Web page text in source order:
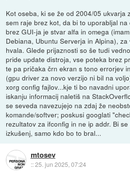
Kot oseba, ki se že od 2004/05 ukvarja
sem raje brez kot, da bi to uporabljal
brez GUI-ja je stvar alfa in omega
Debiana, Ubuntu Serverja in Alpina),
hvala. Glede prijaznosti so še tudi
pride update distroja, vse poteka brez
te pa pričaka črn ekran s tono errorjev
(gpu driver za novo verzijo ni bil na
xorg config fajlov...kje ti bo navadni
iskanju informacij naletiš na
se seveda navezujejo na zdaj že
komande/softver; poskusi googlati
rezultatov za ifconfig in ne ip addr. Bi
izkušenj, samo kdo bo to bral...
mtosev
::25. jun 2025, 07:24